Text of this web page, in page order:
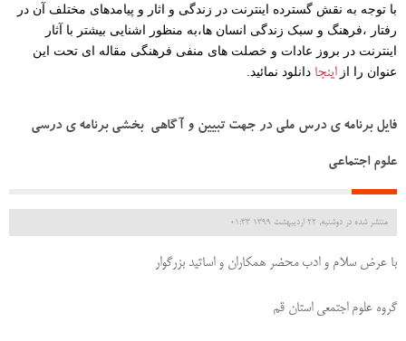
با توجه به نقش گسترده اینترنت در زندگی و اثار و پیامدهای مختلف آن در
رفتار ،فرهنگ و سبک زندگی انسان ها،به منظور اشنایی بیشتر با آثار
اینترنت در بروز عادات و خصلت های منفی فرهنگی مقاله ای تحت این
عنوان را از اینجا دانلود نمائید.
فایل برنامه ی درس ملی در جهت تبیین و آگاهی بخشی برنامه ی درسی
علوم اجتماعی
منتشر شده در دوشنبه, 22 ارديبهشت 1399 01:33
با عرض سلام و ادب محضر همکاران و اساتید بزرگوار
گروه علوم اجتمعی استان قم